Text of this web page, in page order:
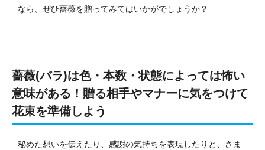
なら、ぜひ薔薇を贈ってみてはいかがでしょうか？
薔薇(バラ)は色・本数・状態によっては怖い
意味がある！贈る相手やマナーに気をつけて
花束を準備しよう
秘めた想いを伝えたり、感謝の気持ちを表現したりと、さま